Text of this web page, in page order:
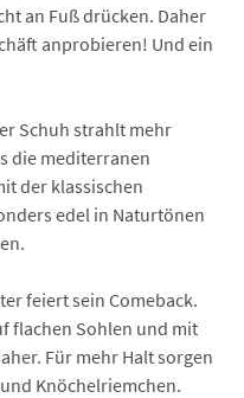
an Fuß drücken. Daher
anprobieren! Und ein
Schuh strahlt mehr
die mediterranen
der klassischen
edel in Naturtönen
feiert sein Comeback.
flachen Sohlen und mit
Für mehr Halt sorgen
Knöchelriemchen.